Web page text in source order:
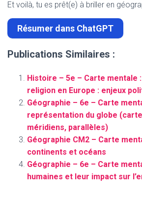
Et voilà, tu es prêt(e) à briller en
Résumer dans ChatGPT
Publications Similaires :
Histoire – 5e – Carte mentale
religion en Europe : enjeux
Géographie – 6e – Carte
représentation du globe
méridiens, parallèles)
Géographie CM2 – Carte
continents et océans
Géographie – 6e – Carte
humaines et leur impact sur